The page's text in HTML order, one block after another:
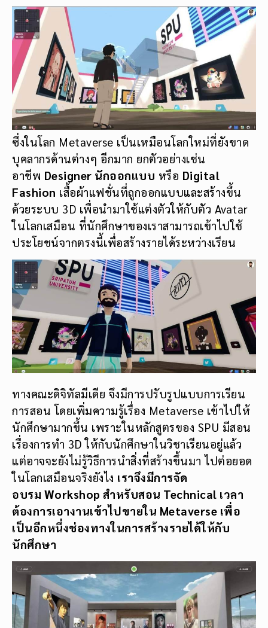
ซึ่งในโลก Metaverse เป็นเหมือนโลกใหม่ที่ยังขาด
บุคลากรด้านต่างๆ อีกมาก ยกตัวอย่างเช่น
อาชีพ Designer นักออกแบบ หรือ Digital
Fashion เสื้อผ้าแฟชั่นที่ถูกออกแบบและสร้างขึ้น
ด้วยระบบ 3D เพื่อนำมาใช้แต่งตัวให้กับตัว Avatar
ในโลกเสมือน ที่นักศึกษาของเราสามารถเข้าไปใช้
ประโยชน์จากตรงนี้เพื่อสร้างรายได้ระหว่างเรียน
ทางคณะดิจิทัลมีเดีย จึงมีการปรับรูปแบบการเรียน
การสอน โดยเพิ่มความรู้เรื่อง Metaverse เข้าไปให้
นักศึกษามากขึ้น เพราะในหลักสูตรของ SPU มีสอน
เรื่องการทำ 3D ให้กับนักศึกษาในวิชาเรียนอยู่แล้ว
แต่อาจจะยังไม่รู้วิธีการนำสิ่งที่สร้างขึ้นมา ไปต่อยอด
ในโลกเสมือนจริงยังไง เราจึงมีการจัด
อบรม Workshop สำหรับสอน Technical เวลา
ต้องการเอางานเข้าไปขายใน Metaverse เพื่อ
เป็นอีกหนึ่งช่องทางในการสร้างรายได้ให้กับ
นักศึกษา